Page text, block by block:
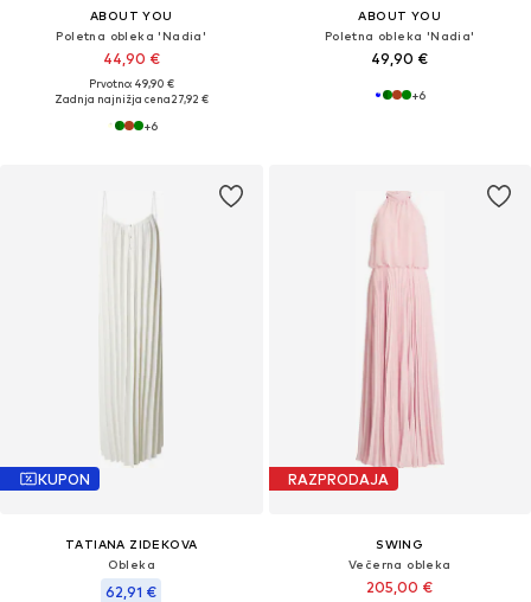
ABOUT YOU
Poletna obleka 'Nadia'
44,90 €
Prvotno: 49,90 €
Zadnja najnižja cena27,92 €
+6
ABOUT YOU
Poletna obleka 'Nadia'
49,90 €
+6
KUPON
TATIANA ZIDEKOVA
Obleka
62,91 €
RAZPRODAJA
SWING
Večerna obleka
205,00 €